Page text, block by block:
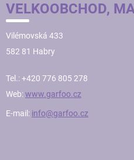
VELKOOBCHOD,
Vilémovská 433
582 81 Habry
Tel.: +420 776 805 278
Web:www.garfoo.cz
E-mail: info@garfoo.cz